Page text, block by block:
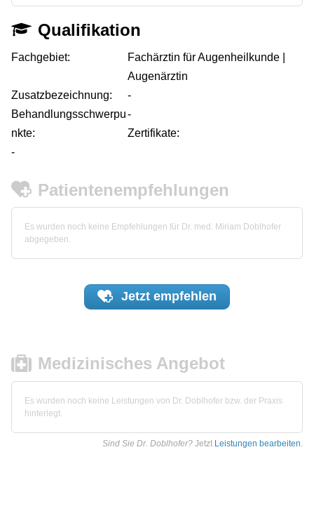
Qualifikation
Fachgebiet:
Fachärztin für Augenheilkunde |
Augenärztin
Zusatzbezeichnung:
-
Behandlungsschwerpu
nkte:
-
Zertifikate:
-
Patientenempfehlungen
Es wurden noch keine Empfehlungen für Dr. med. Miriam Doblhofer
abgegeben.
Jetzt empfehlen
Medizinisches Angebot
Es wurden noch keine Leistungen von Dr. Doblhofer bzw. der Praxis
hinterlegt.
Sind Sie Dr. Doblhofer? Jetzt Leistungen bearbeiten.